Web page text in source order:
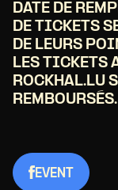
DATE DE
DE TICKETS
DE LEURS
LES TICKETS
ROCKHAL.LU
REMBOURSÉS.
EVENT